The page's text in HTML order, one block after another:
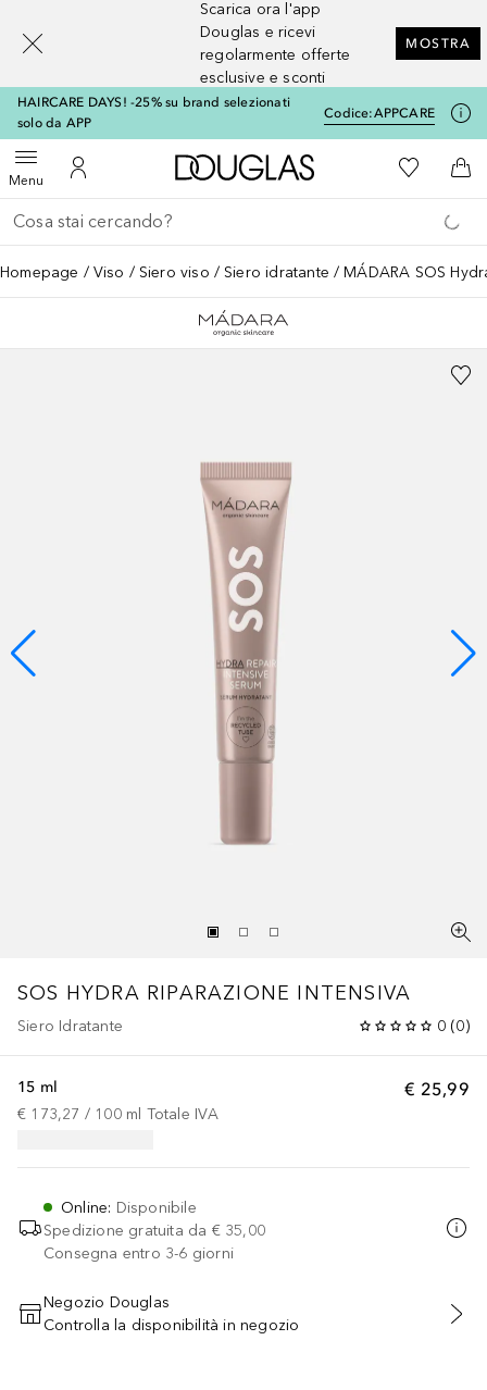
Scarica ora l'app
Douglas e ricevi
regolarmente offerte
esclusive e sconti
MOSTRA
HAIRCARE DAYS! -25% su brand selezionati
solo da APP
Codice:APPCARE
MenuApri menuAl Mio Account
A Douglas HomeAlla Mia
Al
Torna indietro
Esegui ricerca
Homepage Viso Siero viso Siero idratante MÁDARA SOS
SOS HYDRA RIPARAZIONE INTENSIVA
Siero Idratante 0 (0)
€ 25,99
15 ml
€ 173,27 / 100 ml Totale IVA
Online: Disponibile
Spedizione gratuita da € 35,00
Consegna entro 3-6 giorni
AGGIUNGI AL CARRELLO
Negozio Douglas
Controlla la disponibilità in negozio
[navigation.slideout.screenreader]